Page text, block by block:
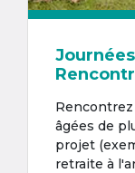
âgées de
projet
retraite à